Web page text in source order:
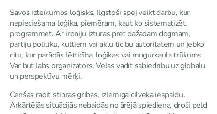
Savos izteikumos loģisks. Ilgstoši spēj veikt darbu, kur
nepieciešama loģika, piemēram, kaut ko sistematizēt,
programmēt. Ar ironiju izturas pret dažādām dogmām,
partiju politiku, kultiem vai aklu ticību autoritātēm un jebko
citu, kur parādās lētticība, loģikas vai mugurkaula trūkums.
Var būt labs organizators. Vēlas vadīt sabiedrību uz globālu
un perspektīvu mērķi.
Cenšas radīt stipras gribas, izlēmīga cilvēka iespaidu.
Ārkārtējās situācijās nebaidās no ārējā spiediena, droši peld